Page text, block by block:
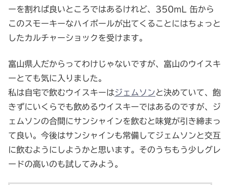
ーを割れば良いところではあるけれど、350mL 缶から
このスモーキーなハイボールが出てくることにはちょっと
したカルチャーショックを受けます。
富山県人だからってわけじゃないですが、富山のウイスキ
ーとても気に入りました。
私は自宅で飲むウイスキーはジェムソンと決めていて、飽
きずにいくらでも飲めるウイスキーではあるのですが、ジ
ェムソンの合間にサンシャインを飲むと味覚が引き締まっ
て良い。今後はサンシャインも常備してジェムソンと交互
に飲むようにしようかと思います。そのうちもう少しグレ
ードの高いのも試してみよう。